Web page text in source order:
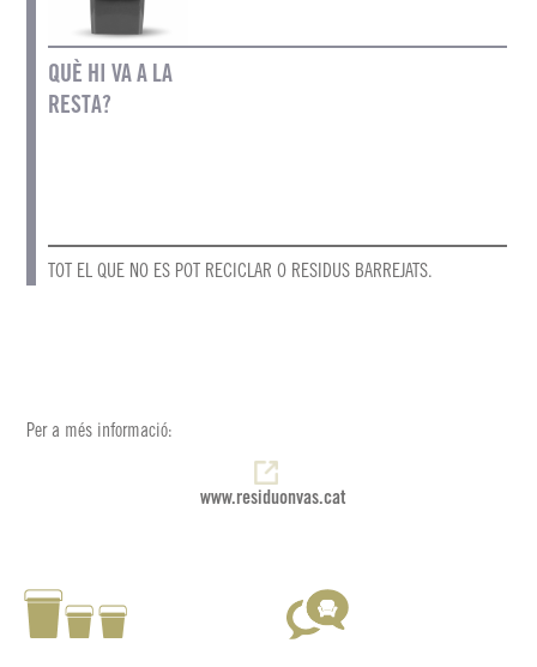
QUÈ HI VA A LA
RESTA?
TOT EL QUE NO ES POT RECICLAR O RESIDUS BARREJATS.
Per a més informació:
www.residuonvas.cat